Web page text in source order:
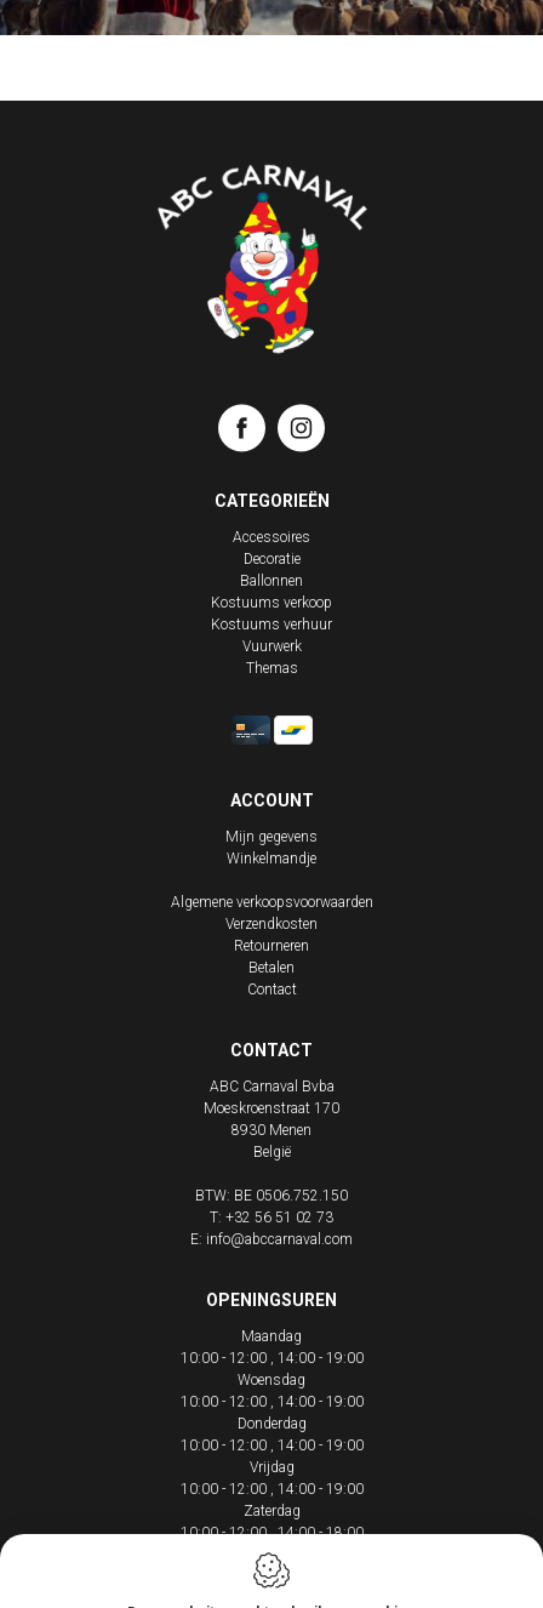
CATEGORIEËN
Accessoires
Decoratie
Ballonnen
Kostuums verkoop
Kostuums verhuur
Vuurwerk
Themas
ACCOUNT
Mijn gegevens
Winkelmandje
Algemene verkoopsvoorwaarden
Verzendkosten
Retourneren
Betalen
Contact
CONTACT
ABC Carnaval Bvba
Moeskroenstraat 170
8930 Menen
België
BTW: BE 0506.752.150
T: +32 56 51 02 73
E: info@abccarnaval.com
OPENINGSUREN
Maandag
10:00 - 12:00
14:00 - 19:00
Woensdag
10:00 - 12:00
14:00 - 19:00
Donderdag
10:00 - 12:00
14:00 - 19:00
Vrijdag
10:00 - 12:00
14:00 - 19:00
Zaterdag
10:00 - 12:00
14:00 - 18:00